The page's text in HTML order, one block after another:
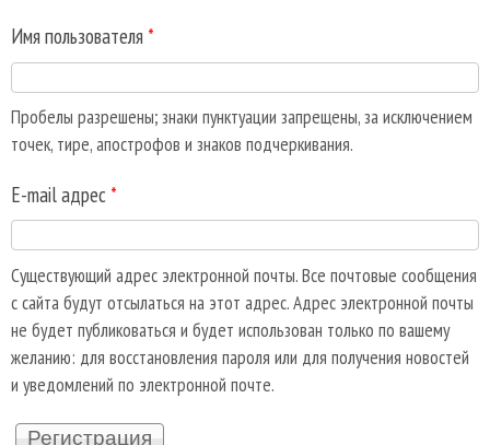
Имя пользователя *
Пробелы разрешены; знаки пунктуации запрещены, за исключением
точек, тире, апострофов и знаков подчеркивания.
E-mail адрес *
Существующий адрес электронной почты. Все почтовые сообщения
с сайта будут отсылаться на этот адрес. Адрес электронной почты
не будет публиковаться и будет использован только по вашему
желанию: для восстановления пароля или для получения новостей
и уведомлений по электронной почте.